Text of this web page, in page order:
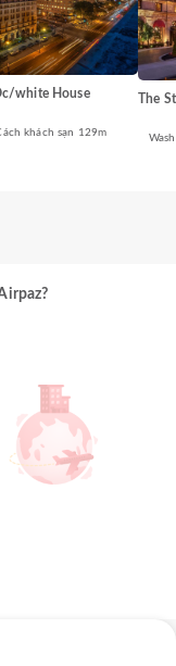
white House
khách sạn 129m
The